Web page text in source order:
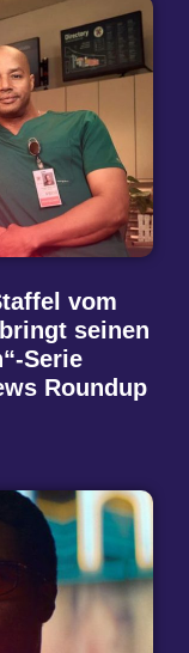
vom
seinen
Serie
Roundup